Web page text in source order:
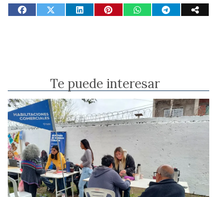
Te puede interesar